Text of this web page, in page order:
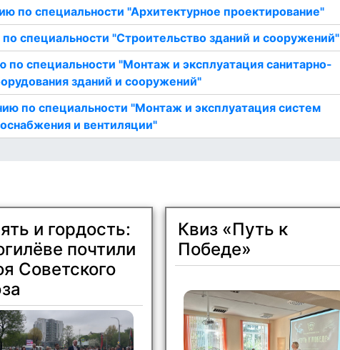
по специальности "Архитектурное проектирование"
специальности "Строительство зданий и сооружений"
по специальности "Монтаж и эксплуатация санитарно-
зданий и сооружений"
по специальности "Монтаж и эксплуатация систем
и вентиляции"
и гордость:
почтили
Советского
Квиз «Путь к
Победе»